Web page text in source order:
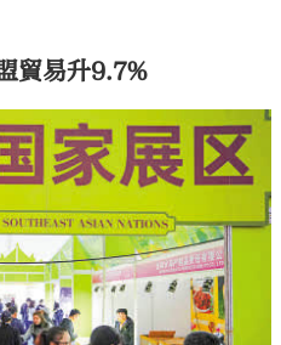
貿易升9.7%